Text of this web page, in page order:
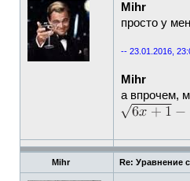
Mihr
просто у
-- 23.01.2016,
Mihr
а впрочем,
Mihr Re: Уравнение